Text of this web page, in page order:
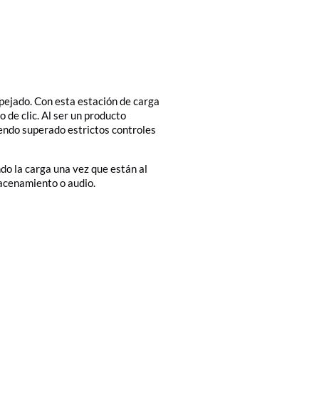
Con esta estación de carga
de clic. Al ser un producto
superado estrictos controles
la carga una vez que están al
o audio.